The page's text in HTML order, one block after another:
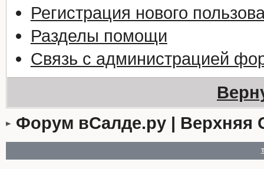
Регистрация нового
Разделы помощи
Связь с администрацией
Форум вСалде.ру | Верхняя